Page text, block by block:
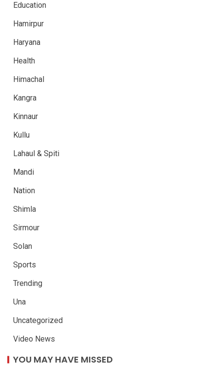
Education
Hamirpur
Haryana
Health
Himachal
Kangra
Kinnaur
Kullu
Lahaul & Spiti
Mandi
Nation
Shimla
Sirmour
Solan
Sports
Trending
Una
Uncategorized
Video News
YOU MAY HAVE MISSED